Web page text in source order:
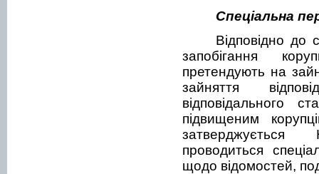
Спеціальна
Відповідно до
запобігання
претендують на
зайняття
відповідального
підвищеним
затверджується
проводиться
щодо відомостей,